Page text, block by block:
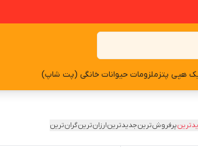
هپی پتزملزومات حیوانات خانگی (پت شاپ)
پرفروش‌ترینجدیدترینارزان‌ترینگران‌ترین